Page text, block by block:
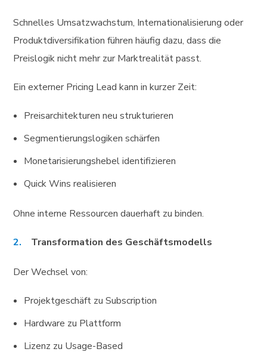
Schnelles Umsatzwachstum, Internationalisierung oder
Produktdiversifikation führen häufig dazu, dass die
Preislogik nicht mehr zur Marktrealität passt.
Ein externer Pricing Lead kann in kurzer Zeit:
Preisarchitekturen neu strukturieren
Segmentierungslogiken schärfen
Monetarisierungshebel identifizieren
Quick Wins realisieren
Ohne interne Ressourcen dauerhaft zu binden.
Transformation des Geschäftsmodells
Der Wechsel von:
Projektgeschäft zu Subscription
Hardware zu Plattform
Lizenz zu Usage-Based